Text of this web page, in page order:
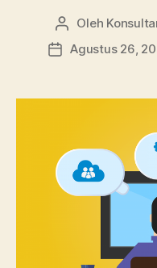
Penulis
artikel
Oleh
Tanggal
Agustus 26,